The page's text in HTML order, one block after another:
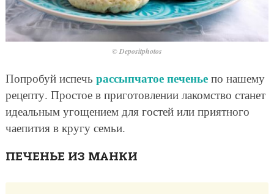
© Depositphotos
Попробуй испечь рассыпчатое печеньепо нашему
рецепту. Простое в приготовлении лакомство станет
идеальным угощением для гостей или приятного
чаепития в кругу семьи.
ПЕЧЕНЬЕ ИЗ МАНКИ